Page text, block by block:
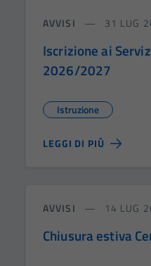
AVVISI 31 LUG
Iscrizione ai
2026/2027
Istruzione
LEGGI DI PIÙ
AVVISI 14 LUG
Chiusura estiva